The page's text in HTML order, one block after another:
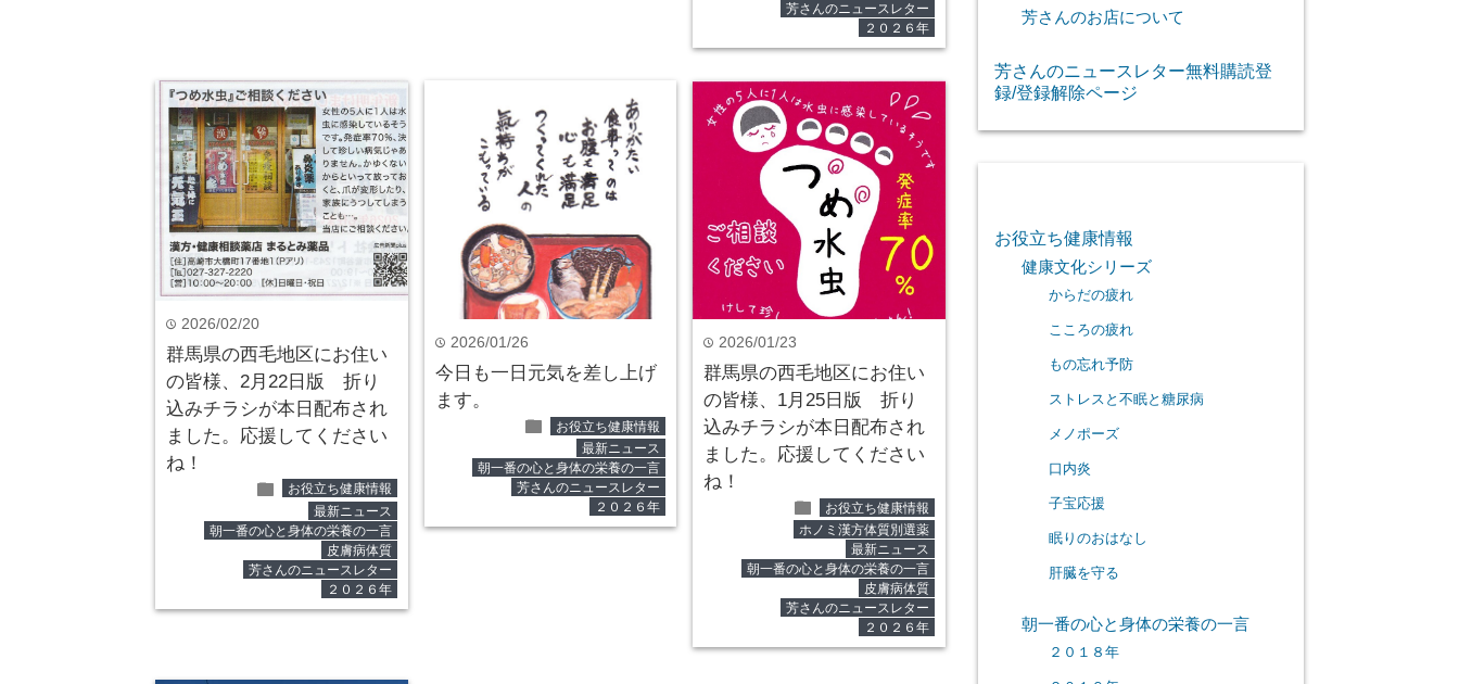
芳さんのニュースレター
２０２６年
time 2026/02/20
群馬県の西毛地区にお住い
の皆様、2月22日版 折り
込みチラシが本日配布され
ました。応援してください
ね！
folder
お役立ち健康情報
最新ニュース
朝一番の心と身体の栄養の一言
皮膚病体質
芳さんのニュースレター
２０２６年
time 2026/01/26
今日も一日元気を差し上げ
ます。
folder
お役立ち健康情報
最新ニュース
朝一番の心と身体の栄養の一言
芳さんのニュースレター
２０２６年
time 2026/01/23
群馬県の西毛地区にお住い
の皆様、1月25日版 折り
込みチラシが本日配布され
ました。応援してください
ね！
folder
お役立ち健康情報
ホノミ漢方体質別選薬
最新ニュース
朝一番の心と身体の栄養の一言
皮膚病体質
芳さんのニュースレター
２０２６年
芳さんのお店について
芳さんのニュースレター無料購読登
録/登録解除ページ
お役立ち健康情報
健康文化シリーズ
からだの疲れ
こころの疲れ
もの忘れ予防
ストレスと不眠と糖尿病
メノポーズ
口内炎
子宝応援
眠りのおはなし
肝臓を守る
朝一番の心と身体の栄養の一言
２０１８年